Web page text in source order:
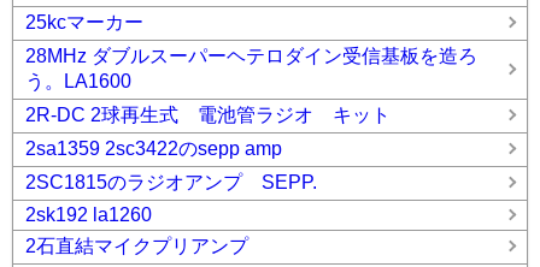
25kcマーカー
28MHz ダブルスーパーヘテロダイン受信基板を造ろ
う。LA1600
2R-DC 2球再生式 電池管ラジオ キット
2sa1359 2sc3422のsepp amp
2SC1815のラジオアンプ SEPP.
2sk192 la1260
2石直結マイクプリアンプ